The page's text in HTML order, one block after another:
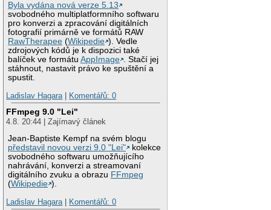
Byla vydána nová verze 5.13
svobodného multiplatformního softwaru
pro konverzi a zpracování digitálních
fotografií primárně ve formátů RAW
RawTherapee (Wikipedie ). Vedle
zdrojových kódů je k dispozici také
balíček ve formátuAppImage . Stačí jej
stáhnout, nastavit právo ke spuštění a
spustit.
Ladislav Hagara| Komentářů: 0
FFmpeg 9.0 "Lei"
4.8. 20:44 | Zajímavý článek
Jean-Baptiste Kempf na svém blogu
představil novou verzi 9.0 "Lei"
kolekce
svobodného softwaru umožňujícího
nahrávání, konverzi a streamovaní
digitálního zvuku a obrazu FFmpeg
(Wikipedie ).
Ladislav Hagara| Komentářů: 0